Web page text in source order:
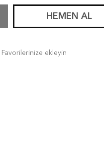
HEMEN AL
Favorilerinize ekleyin